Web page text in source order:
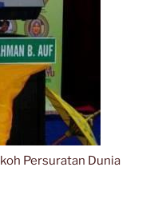
Persuratan Dunia